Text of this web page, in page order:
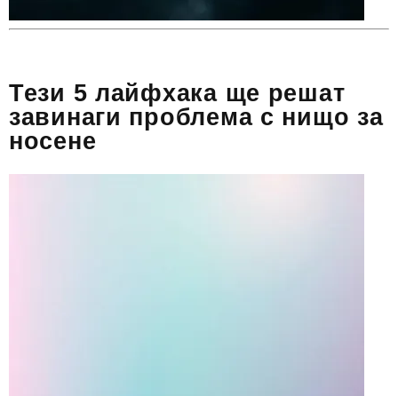
Тези 5 лайфхака ще решат
завинаги проблема с нищо за
носене